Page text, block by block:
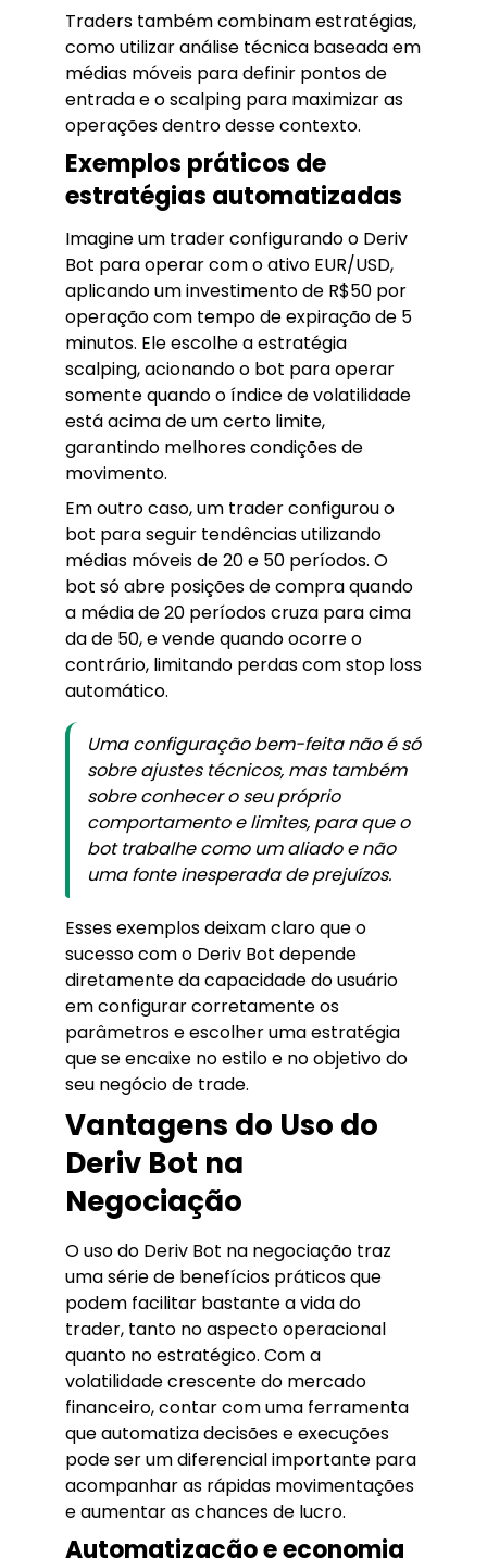
Traders também combinam estratégias,
como utilizar análise técnica baseada em
médias móveis para definir pontos de
entrada e o scalping para maximizar as
operações dentro desse contexto.
Exemplos práticos de
estratégias automatizadas
Imagine um trader configurando o Deriv
Bot para operar com o ativo EUR/USD,
aplicando um investimento de R$50 por
operação com tempo de expiração de 5
minutos. Ele escolhe a estratégia
scalping, acionando o bot para operar
somente quando o índice de volatilidade
está acima de um certo limite,
garantindo melhores condições de
movimento.
Em outro caso, um trader configurou o
bot para seguir tendências utilizando
médias móveis de 20 e 50 períodos. O
bot só abre posições de compra quando
a média de 20 períodos cruza para cima
da de 50, e vende quando ocorre o
contrário, limitando perdas com stop loss
automático.
Uma configuração bem-feita não é só
sobre ajustes técnicos, mas também
sobre conhecer o seu próprio
comportamento e limites, para que o
bot trabalhe como um aliado e não
uma fonte inesperada de prejuízos.
Esses exemplos deixam claro que o
sucesso com o Deriv Bot depende
diretamente da capacidade do usuário
em configurar corretamente os
parâmetros e escolher uma estratégia
que se encaixe no estilo e no objetivo do
seu negócio de trade.
Vantagens do Uso do
Deriv Bot na
Negociação
O uso do Deriv Bot na negociação traz
uma série de benefícios práticos que
podem facilitar bastante a vida do
trader, tanto no aspecto operacional
quanto no estratégico. Com a
volatilidade crescente do mercado
financeiro, contar com uma ferramenta
que automatiza decisões e execuções
pode ser um diferencial importante para
acompanhar as rápidas movimentações
e aumentar as chances de lucro.
Automatização e economia